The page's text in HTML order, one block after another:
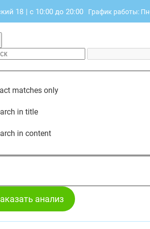
18 | с 10:00 до 20:00 График работы:
matches only
in title
in content
анализ